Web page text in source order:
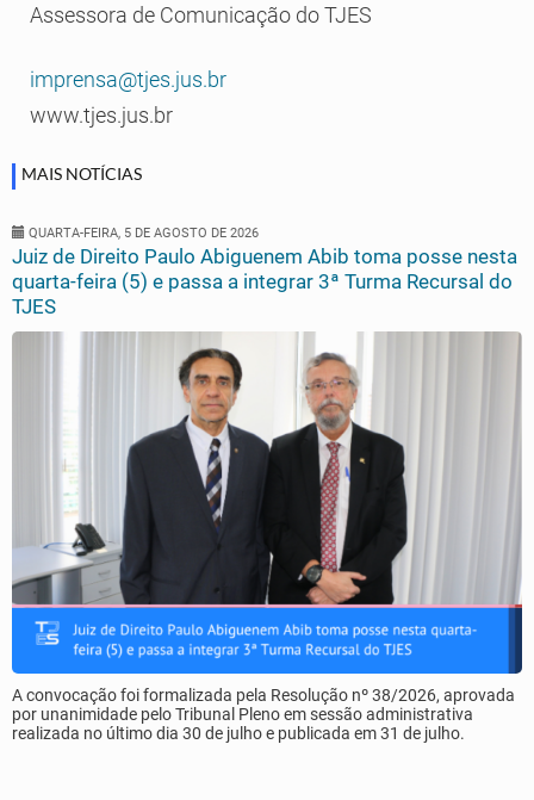
Assessora de Comunicação do TJES
imprensa@tjes.jus.br
www.tjes.jus.br
MAIS NOTÍCIAS
QUARTA-FEIRA, 5 DE AGOSTO DE 2026
Juiz de Direito Paulo Abiguenem Abib toma posse nesta
quarta-feira (5) e passa a integrar 3ª Turma Recursal do
TJES
A convocação foi formalizada pela Resolução nº 38/2026, aprovada
por unanimidade pelo Tribunal Pleno em sessão administrativa
realizada no último dia 30 de julho e publicada em 31 de julho.